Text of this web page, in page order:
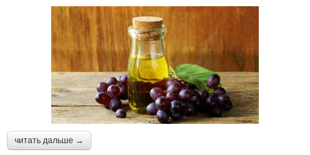
читать дальше →